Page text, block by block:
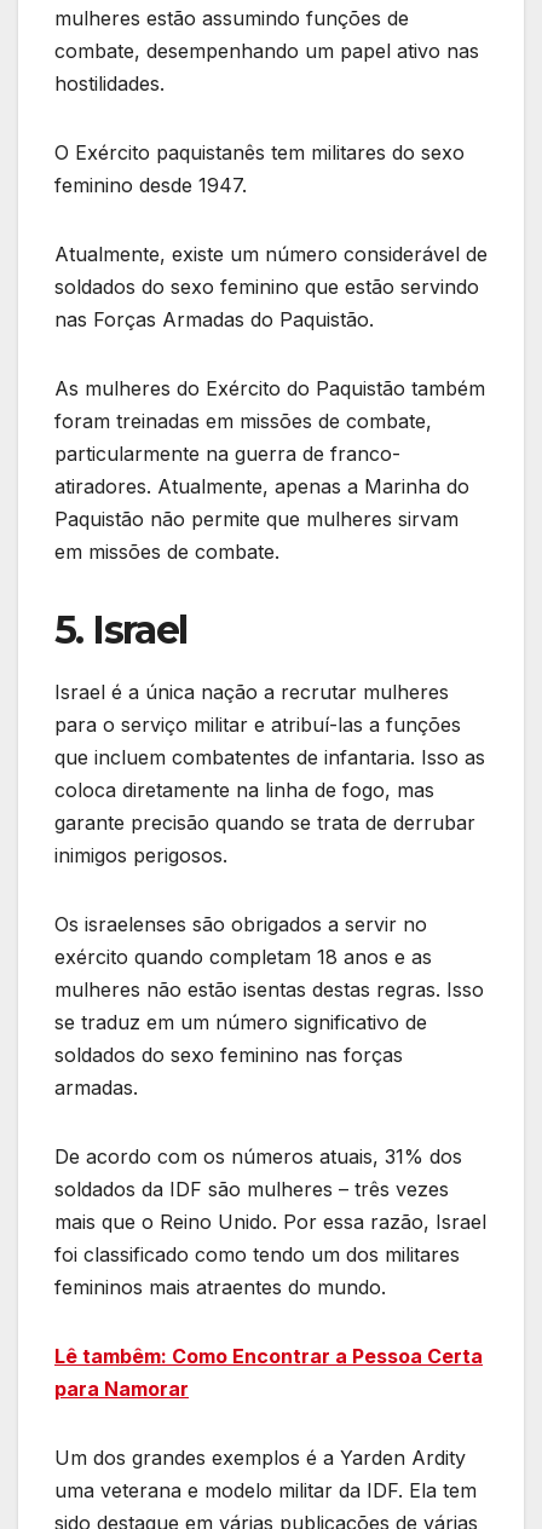
mulheres estão assumindo funções de
combate, desempenhando um papel ativo nas
hostilidades.
O Exército paquistanês tem militares do sexo
feminino desde 1947.
Atualmente, existe um número considerável de
soldados do sexo feminino que estão servindo
nas Forças Armadas do Paquistão.
As mulheres do Exército do Paquistão também
foram treinadas em missões de combate,
particularmente na guerra de franco-
atiradores. Atualmente, apenas a Marinha do
Paquistão não permite que mulheres sirvam
em missões de combate.
5. Israel
Israel é a única nação a recrutar mulheres
para o serviço militar e atribuí-las a funções
que incluem combatentes de infantaria. Isso as
coloca diretamente na linha de fogo, mas
garante precisão quando se trata de derrubar
inimigos perigosos.
Os israelenses são obrigados a servir no
exército quando completam 18 anos e as
mulheres não estão isentas destas regras. Isso
se traduz em um número significativo de
soldados do sexo feminino nas forças
armadas.
De acordo com os números atuais, 31% dos
soldados da IDF são mulheres – três vezes
mais que o Reino Unido. Por essa razão, Israel
foi classificado como tendo um dos militares
femininos mais atraentes do mundo.
Lê tambêm: Como Encontrar a Pessoa Certa
para Namorar
Um dos grandes exemplos é a Yarden Ardity
uma veterana e modelo militar da IDF. Ela tem
sido destaque em várias publicações de várias